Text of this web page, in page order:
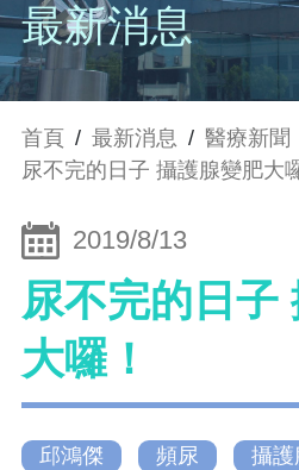
最新消息
首頁 / 最新消息 / 醫療新聞
尿不完的日子 攝護腺變肥大
2019/8/13
尿不完的日子
大囉！
邱鴻傑 頻尿 攝護